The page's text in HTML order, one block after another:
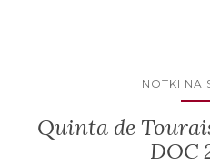
NOTKI NA
Quinta de
DOC